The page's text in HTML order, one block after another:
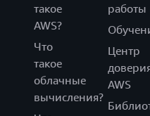
такое
AWS?
Что
такое
облачные
вычисления?
работы
Центр
AWS